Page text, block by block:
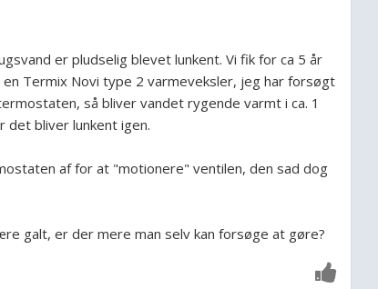
er pludselig blevet lunkent. Vi fik for ca 5 år
Termix Novi type 2 varmeveksler, jeg har forsøgt
så bliver vandet rygende varmt i ca. 1
det bliver lunkent igen.
af for at "motionere" ventilen, den sad dog
galt, er der mere man selv kan forsøge at gøre?